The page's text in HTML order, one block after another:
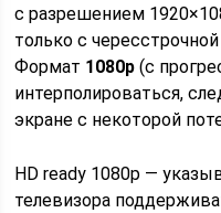
с разрешением
только с
Формат 1080p (с
интерполироваться,
экране с некоторой
HD ready 1080p —
телевизора